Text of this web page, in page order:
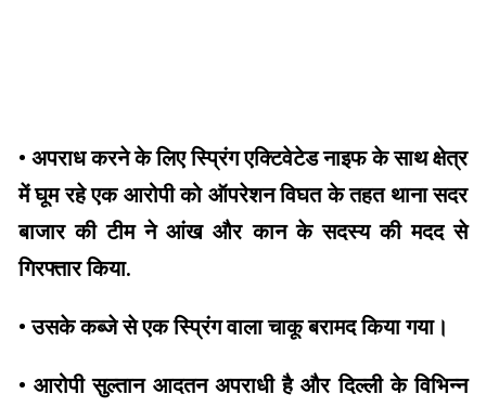
• अपराध करने के लिए स्प्रिंग एक्टिवेटेड नाइफ के साथ क्षेत्र
में घूम रहे एक आरोपी को ऑपरेशन विघत के तहत थाना सदर
बाजार की टीम ने आंख और कान के सदस्य की मदद से
गिरफ्तार किया.
• उसके कब्जे से एक स्प्रिंग वाला चाकू बरामद किया गया।
• आरोपी सुल्तान आदतन अपराधी है और दिल्ली के विभिन्न